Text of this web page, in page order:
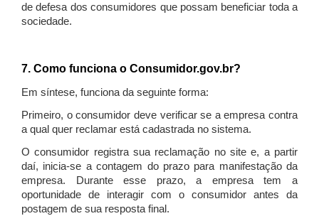
de defesa dos consumidores que possam beneficiar toda a
sociedade.
7. Como funciona o Consumidor.gov.br?
Em síntese, funciona da seguinte forma:
Primeiro, o consumidor deve verificar se a empresa contra
a qual quer reclamar está cadastrada no sistema.
O consumidor registra sua reclamação no site e, a partir
daí, inicia-se a contagem do prazo para manifestação da
empresa. Durante esse prazo, a empresa tem a
oportunidade de interagir com o consumidor antes da
postagem de sua resposta final.